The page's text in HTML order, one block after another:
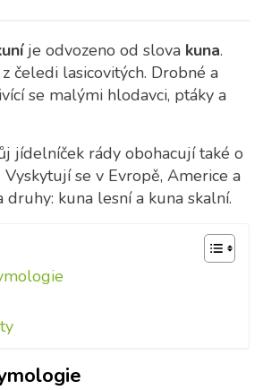
je odvozeno od slova kuna.
čeledi lasicovitých. Drobné a
se malými hlodavci, ptáky a
jídelníček rády obohacují také o
se v Evropě, Americe a
druhy: kuna lesní a kuna skalní.